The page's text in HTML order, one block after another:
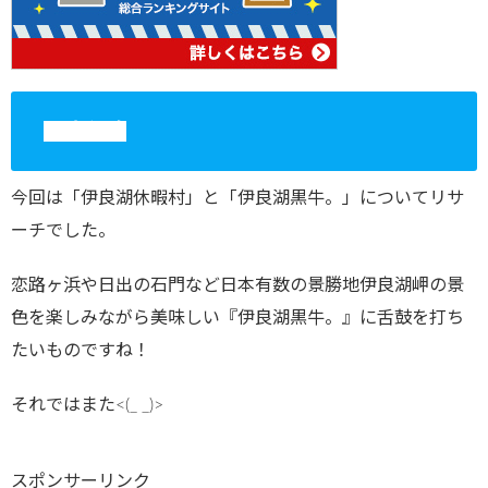
今回は「伊良湖休暇村」と「伊良湖黒牛。」についてリサ
ーチでした。
恋路ヶ浜や日出の石門など日本有数の景勝地伊良湖岬の景
色を楽しみながら美味しい『伊良湖黒牛。』に舌鼓を打ち
たいものですね！
それではまた<(_ _)>
スポンサーリンク